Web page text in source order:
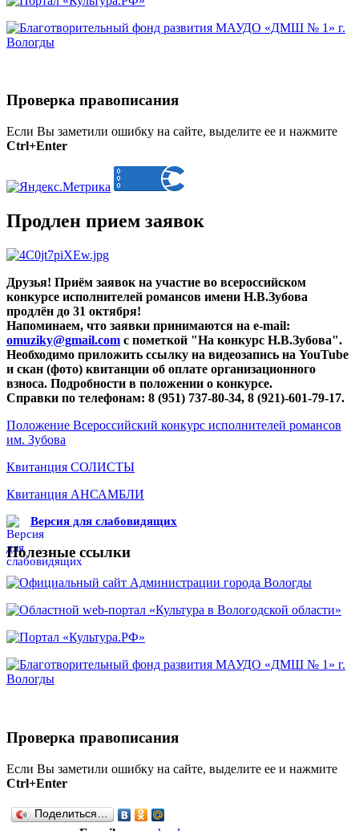
Проверка правописания
Если Вы заметили ошибку на сайте, выделите ее и нажмите
Ctrl+Enter
Продлен прием заявок
Друзья! Приём заявок на участие во всероссийском
конкурсе исполнителей романсов имени Н.В.Зубова
продлён до 31 октября!
Напоминаем, что заявки принимаются на e-mail:
omuziky@gmail.com с пометкой "На конкурс Н.В.Зубова".
Необходимо приложить ссылку на видеозапись на YouTube
и скан (фото) квитанции об оплате организационного
взноса. Подробности в положении о конкурсе.
Справки по телефонам: 8 (951) 737-80-34, 8 (921)-601-79-17.
Положение Всероссийский конкурс исполнителей романсов
им. Зубова
Квитанция СОЛИСТЫ
Квитанция АНСАМБЛИ
Версия для слабовидящих
Полезные ссылки
Проверка правописания
Если Вы заметили ошибку на сайте, выделите ее и нажмите
Ctrl+Enter
Поделиться…